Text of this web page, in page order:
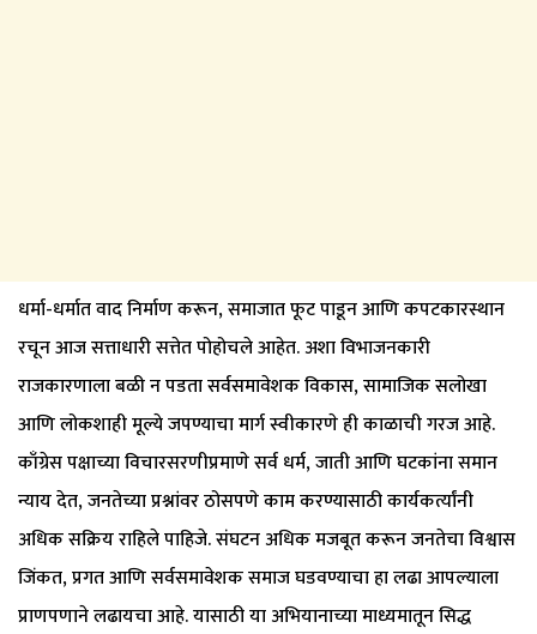
धर्मा-धर्मात वाद निर्माण करून, समाजात फूट पाडून आणि कपटकारस्थान
रचून आज सत्ताधारी सत्तेत पोहोचले आहेत. अशा विभाजनकारी
राजकारणाला बळी न पडता सर्वसमावेशक विकास, सामाजिक सलोखा
आणि लोकशाही मूल्ये जपण्याचा मार्ग स्वीकारणे ही काळाची गरज आहे.
काँग्रेस पक्षाच्या विचारसरणीप्रमाणे सर्व धर्म, जाती आणि घटकांना समान
न्याय देत, जनतेच्या प्रश्नांवर ठोसपणे काम करण्यासाठी कार्यकर्त्यांनी
अधिक सक्रिय राहिले पाहिजे. संघटन अधिक मजबूत करून जनतेचा विश्वास
जिंकत, प्रगत आणि सर्वसमावेशक समाज घडवण्याचा हा लढा आपल्याला
प्राणपणाने लढायचा आहे. यासाठी या अभियानाच्या माध्यमातून सिद्ध